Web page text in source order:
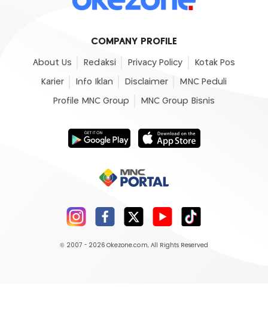
COMPANY PROFILE
About Us Redaksi Privacy Policy Kotak Pos
Karier Info Iklan Disclaimer MNC Peduli
Profile MNC Group MNC Group Bisnis
© 2007 - 2026 Okezone.com, All Rights Reserved